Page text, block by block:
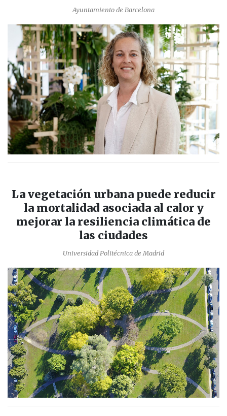
Ayuntamiento de Barcelona
La vegetación urbana puede reducir
la mortalidad asociada al calor y
mejorar la resiliencia climática de
las ciudades
Universidad Politécnica de Madrid